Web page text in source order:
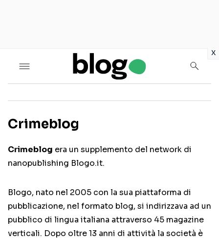
x
Seguici sui social
Crimeblog
Crimeblog era un supplemento del network di
nanopublishing Blogo.it.
Blogo, nato nel 2005 con la sua piattaforma di
pubblicazione, nel formato blog, si indirizzava ad un
pubblico di lingua italiana attraverso 45 magazine
verticali. Dopo oltre 13 anni di attività la società è